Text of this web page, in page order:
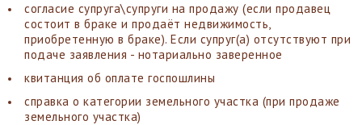
согласие супруга\супруги на продажу (если продавец
состоит в браке и продаёт недвижимость,
приобретенную в браке). Если супруг(а) отсутствуют при
подаче заявления - нотариально заверенное
квитанция об оплате госпошлины
справка о категории земельного участка (при продаже
земельного участка)